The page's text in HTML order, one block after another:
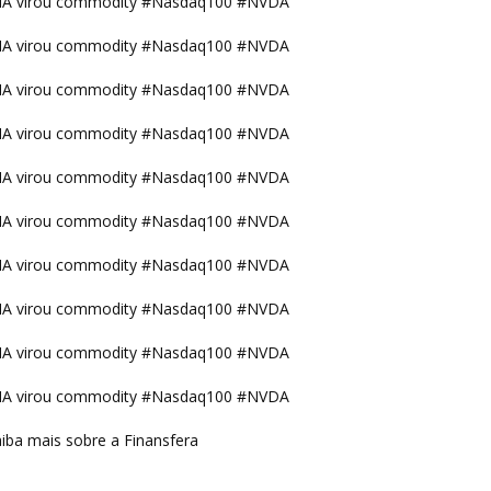
virou commodity #Nasdaq100 #NVDA
virou commodity #Nasdaq100 #NVDA
virou commodity #Nasdaq100 #NVDA
virou commodity #Nasdaq100 #NVDA
virou commodity #Nasdaq100 #NVDA
virou commodity #Nasdaq100 #NVDA
virou commodity #Nasdaq100 #NVDA
virou commodity #Nasdaq100 #NVDA
virou commodity #Nasdaq100 #NVDA
mais sobre a Finansfera